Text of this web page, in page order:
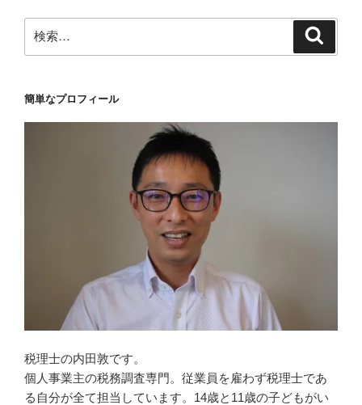
ン
索:
簡単なプロフィール
税理士の内田敦です。
個人事業主の税務調査専門。従業員を雇わず税理士であ
る自分が全て担当しています。14歳と11歳の子どもがい